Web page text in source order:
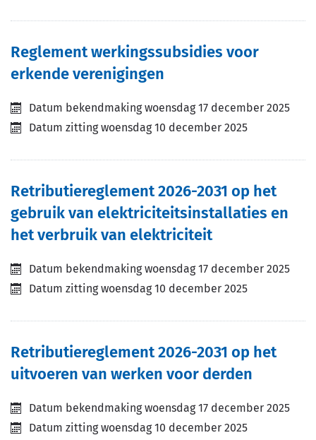
Reglement werkingssubsidies voor
erkende verenigingen
Datum bekendmakingwoensdag 17 december 2025
Datum zittingwoensdag 10 december 2025
Retributiereglement 2026-2031 op het
gebruik van elektriciteitsinstallaties en
het verbruik van elektriciteit
Datum bekendmakingwoensdag 17 december 2025
Datum zittingwoensdag 10 december 2025
Retributiereglement 2026-2031 op het
uitvoeren van werken voor derden
Datum bekendmakingwoensdag 17 december 2025
Datum zittingwoensdag 10 december 2025